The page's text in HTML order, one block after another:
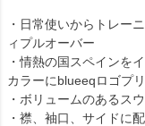
・日常使いからトレー
ィプルオーバー
・情熱の国スペインを
カラーにblueeqロゴプ
・ボリュームのあるス
・襟、袖口、サイドに